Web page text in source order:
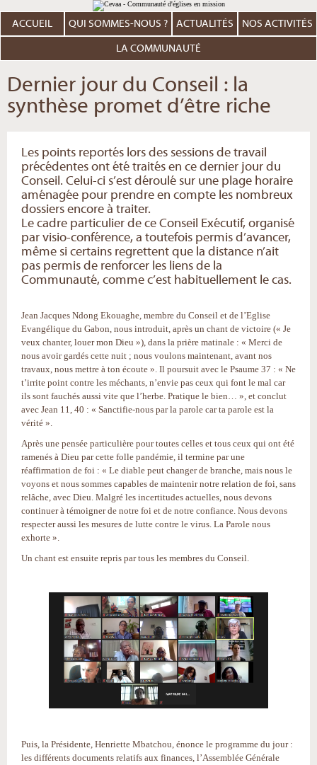
au
contenu.
Aller
personnels
ACCUEIL QUI SOMMES-NOUS ? ACTUALITÉS NOS ACTIVITÉS
LA COMMUNAUTÉ
Dernier jour du Conseil : la
synthèse promet d’être riche
Les points reportés lors des sessions de travail
précédentes ont été traités en ce dernier jour du
Conseil. Celui-ci s’est déroulé sur une plage horaire
aménagée pour prendre en compte les nombreux
dossiers encore à traiter.
Le cadre particulier de ce Conseil Exécutif, organisé
par visio-conférence, a toutefois permis d’avancer,
même si certains regrettent que la distance n’ait
pas permis de renforcer les liens de la
Communauté, comme c’est habituellement le cas.
Jean Jacques Ndong Ekouaghe, membre du Conseil et de l’Eglise
Evangélique du Gabon, nous introduit, après un chant de victoire (« Je
veux chanter, louer mon Dieu »), dans la prière matinale : « Merci de
nous avoir gardés cette nuit ; nous voulons maintenant, avant nos
travaux, nous mettre à ton écoute ». Il poursuit avec le Psaume 37 : « Ne
t’irrite point contre les méchants, n’envie pas ceux qui font le mal car
ils sont fauchés aussi vite que l’herbe. Pratique le bien… », et conclut
avec Jean 11, 40 : « Sanctifie-nous par la parole car ta parole est la
vérité ».
Après une pensée particulière pour toutes celles et tous ceux qui ont été
ramenés à Dieu par cette folle pandémie, il termine par une
réaffirmation de foi : « Le diable peut changer de branche, mais nous le
voyons et nous sommes capables de maintenir notre relation de foi, sans
relâche, avec Dieu. Malgré les incertitudes actuelles, nous devons
continuer à témoigner de notre foi et de notre confiance. Nous devons
respecter aussi les mesures de lutte contre le virus. La Parole nous
exhorte ».
Un chant est ensuite repris par tous les membres du Conseil.
Puis, la Présidente, Henriette Mbatchou, énonce le programme du jour :
les différents documents relatifs aux finances, l’Assemblée Générale